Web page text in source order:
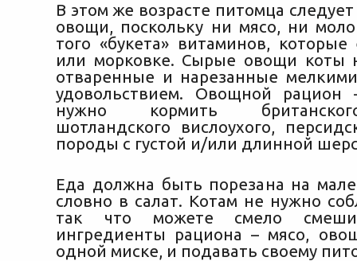
В этом же возрасте питомца
овощи, поскольку ни мясо, ни
того «букета» витаминов,
или морковке. Сырые овощи коты
отваренные и нарезанные
удовольствием. Овощной рацион
нужно кормить
шотландского вислоухого,
породы с густой и/или длинной
Еда должна быть порезана на
словно в салат. Котам не нужно
так что можете смело
ингредиенты рациона – мясо,
одной миске, и подавать своему